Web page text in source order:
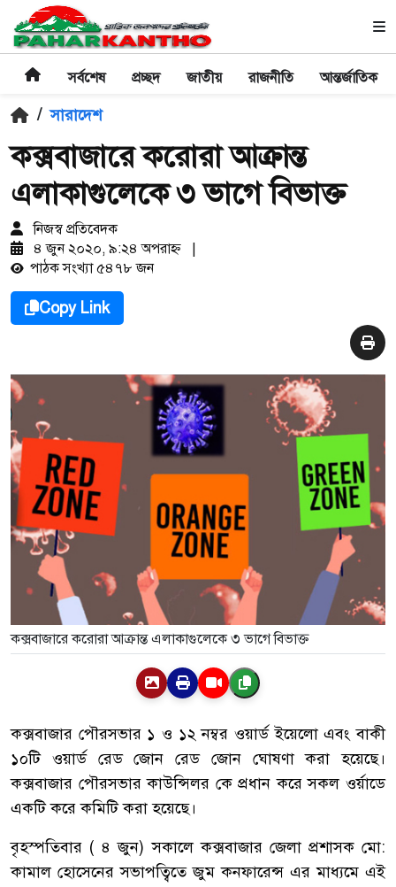
সর্বশেষ প্রচ্ছদ জাতীয় রাজনীতি আন্তর্জাতিক
/ সারাদেশ
কক্সবাজারে করোরা আক্রান্ত
এলাকাগুলেকে ৩ ভাগে বিভাক্ত
নিজস্ব প্রতিবেদক
৪ জুন ২০২০, ৯:২৪ অপরাহ্ণ
পাঠক সংখ্যা ৫৪৭৮ জন
Copy Link
কক্সবাজারে করোরা আক্রান্ত এলাকাগুলেকে ৩ ভাগে বিভাক্ত
কক্সবাজার পৌরসভার ১ ও ১২ নম্বর ওয়ার্ড ইয়েলো এবং বাকী
১০টি ওয়ার্ড রেড জোন রেড জোন ঘোষণা করা হয়েছে।
কক্সবাজার পৌরসভার কাউন্সিলর কে প্রধান করে সকল ওর্য়াডে
একটি করে কমিটি করা হয়েছে।
বৃহস্পতিবার ( ৪ জুন) সকালে কক্সবাজার জেলা প্রশাসক মো:
কামাল হোসেনের সভাপত্বিতে জুম কনফারেন্স এর মাধ্যমে এই